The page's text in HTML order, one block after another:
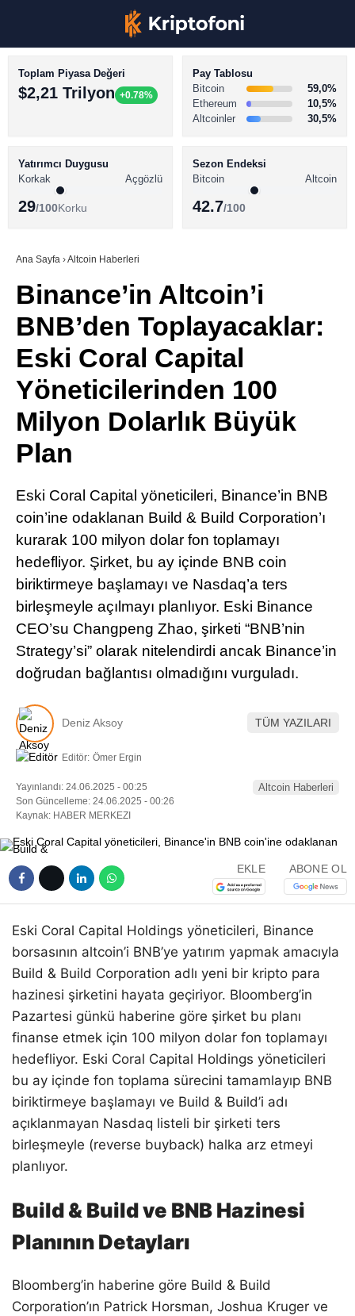
Youtube
TikTok
LinkedIn
BİTCOİN HABERLERİ
ALTCOİN HABERLERİ
SÖZLÜK
Toplam Piyasa Değeri
$2,21 Trilyon +0.78%
Pay Tablosu
Bitcoin
59,0%
Ethereum
10,5%
Altcoinler
30,5%
Yatırımcı Duygusu
Korkak
Açgözlü
29/100Korku
Sezon Endeksi
Bitcoin
Altcoin
42.7/100
Ana Sayfa ›Altcoin Haberleri
Binance’in Altcoin’i
BNB’den Toplayacaklar:
Eski Coral Capital
Yöneticilerinden 100
Milyon Dolarlık Büyük
Plan
Eski Coral Capital yöneticileri, Binance’in BNB
coin’ine odaklanan Build & Build Corporation’ı
kurarak 100 milyon dolar fon toplamayı
hedefliyor. Şirket, bu ay içinde BNB coin
biriktirmeye başlamayı ve Nasdaq’a ters
birleşmeyle açılmayı planlıyor. Eski Binance
CEO’su Changpeng Zhao, şirketi “BNB’nin
Strategy’si” olarak nitelendirdi ancak Binance’in
doğrudan bağlantısı olmadığını vurguladı.
Deniz Aksoy TÜM YAZILARI
Editör: Ömer Ergin
Yayınlandı: 24.06.2025 - 00:25
Son Güncelleme: 24.06.2025 - 00:26
Kaynak: HABER MERKEZI
Altcoin Haberleri
EKLE ABONE OL
Eski Coral Capital Holdings yöneticileri, Binance
borsasının altcoin’i BNB’ye yatırım yapmak amacıyla
Build & Build Corporation adlı yeni bir kripto para
hazinesi şirketini hayata geçiriyor. Bloomberg’in
Pazartesi günkü haberine göre şirket bu planı
finanse etmek için 100 milyon dolar fon toplamayı
hedefliyor. Eski Coral Capital Holdings yöneticileri
bu ay içinde fon toplama sürecini tamamlayıp BNB
biriktirmeye başlamayı ve Build & Build’i adı
açıklanmayan Nasdaq listeli bir şirketi ters
birleşmeyle (reverse buyback) halka arz etmeyi
planlıyor.
Build & Build ve BNB Hazinesi
Planının Detayları
Bloomberg’in haberine göre Build & Build
Corporation’ın Patrick Horsman, Joshua Kruger ve